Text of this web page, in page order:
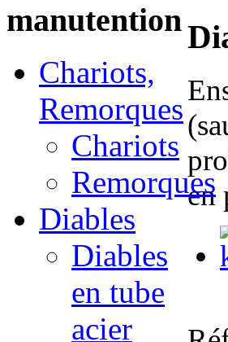
en
manutention
Chariots,
Remorques
Chariots
Remorques
Diables
Diables
en tube
acier